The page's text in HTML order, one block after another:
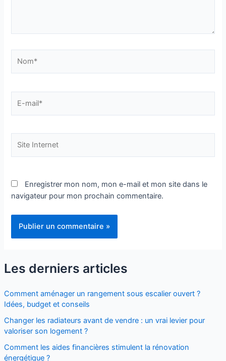
Les derniers articles
Comment aménager un rangement sous escalier ouvert ?
Idées, budget et conseils
Changer les radiateurs avant de vendre : un vrai levier pour
valoriser son logement ?
Comment les aides financières stimulent la rénovation
énergétique ?
mail*
Internet
Enregistrer mon nom, mon e-mail et mon site dans le
navigateur pour mon prochain commentaire.